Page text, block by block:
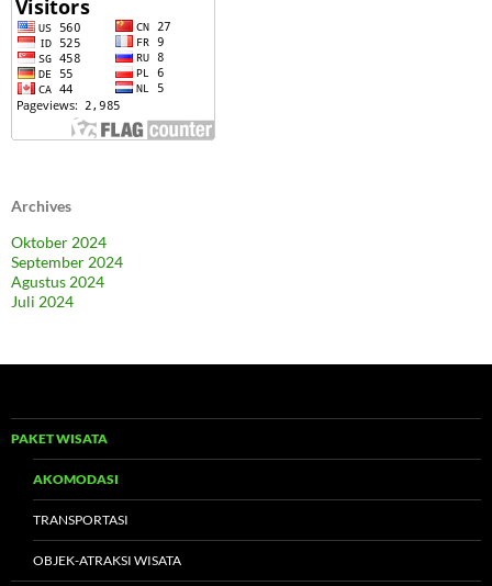
Archives
Oktober 2024
September 2024
Agustus 2024
Juli 2024
PAKET WISATA
AKOMODASI
TRANSPORTASI
OBJEK-ATRAKSI WISATA